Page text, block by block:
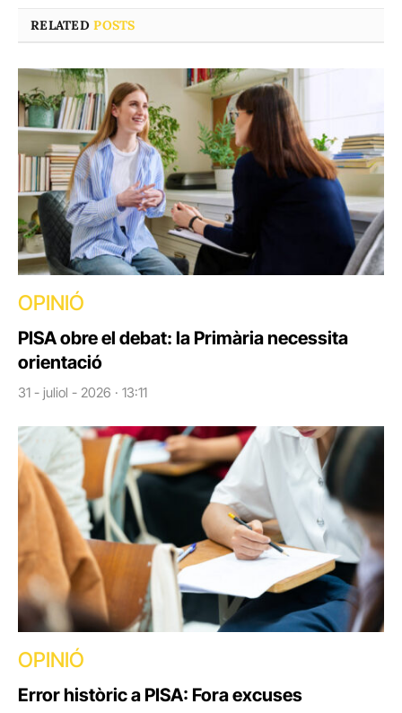
RELATEDPOSTS
OPINIÓ
PISA obre el debat: la Primària necessita
orientació
31 - juliol - 2026 · 13:11
OPINIÓ
Error històric a PISA: Fora excuses